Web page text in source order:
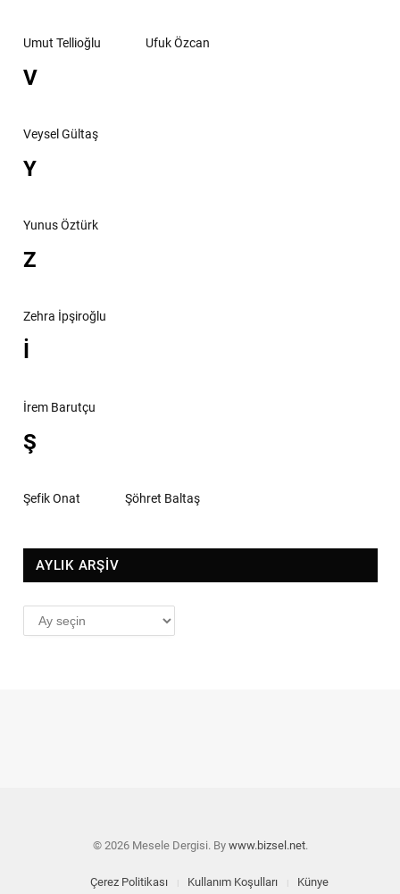
Umut Tellioğlu Ufuk Özcan
V
Veysel Gültaş
Y
Yunus Öztürk
Z
Zehra İpşiroğlu
İ
İrem Barutçu
Ş
Şefik Onat Şöhret Baltaş
AYLIK ARŞİV
AYLIK
ARŞİV
© 2026 Mesele Dergisi. By www.bizsel.net.
Çerez Politikası Kullanım Koşulları Künye